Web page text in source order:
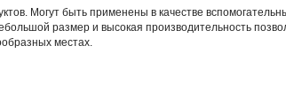
Могут быть применены в качестве
размер и высокая производительность
местах.